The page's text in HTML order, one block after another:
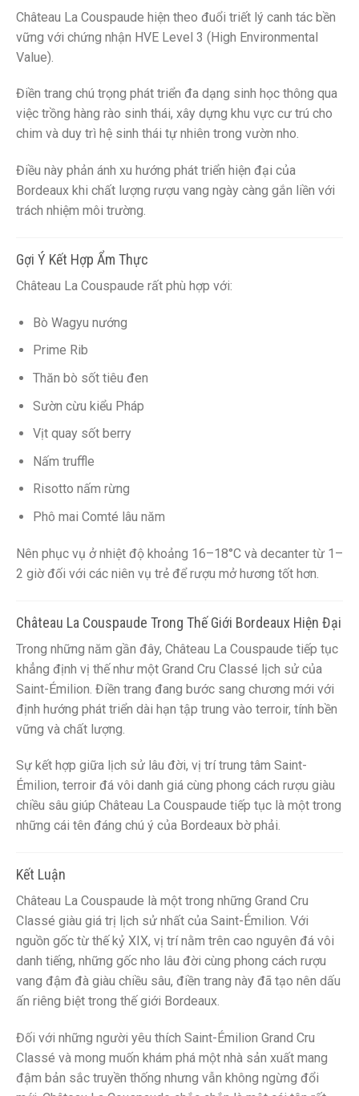
Château La Couspaude hiện theo đuổi triết lý canh tác bền
vững với chứng nhận HVE Level 3 (High Environmental
Value).
Điền trang chú trọng phát triển đa dạng sinh học thông qua
việc trồng hàng rào sinh thái, xây dựng khu vực cư trú cho
chim và duy trì hệ sinh thái tự nhiên trong vườn nho.
Điều này phản ánh xu hướng phát triển hiện đại của
Bordeaux khi chất lượng rượu vang ngày càng gắn liền với
trách nhiệm môi trường.
Gợi Ý Kết Hợp Ẩm Thực
Château La Couspaude rất phù hợp với:
Bò Wagyu nướng
Prime Rib
Thăn bò sốt tiêu đen
Sườn cừu kiểu Pháp
Vịt quay sốt berry
Nấm truffle
Risotto nấm rừng
Phô mai Comté lâu năm
Nên phục vụ ở nhiệt độ khoảng 16–18°C và decanter từ 1–
2 giờ đối với các niên vụ trẻ để rượu mở hương tốt hơn.
Château La Couspaude Trong Thế Giới Bordeaux Hiện Đại
Trong những năm gần đây, Château La Couspaude tiếp tục
khẳng định vị thế như một Grand Cru Classé lịch sử của
Saint-Émilion. Điền trang đang bước sang chương mới với
định hướng phát triển dài hạn tập trung vào terroir, tính bền
vững và chất lượng.
Sự kết hợp giữa lịch sử lâu đời, vị trí trung tâm Saint-
Émilion, terroir đá vôi danh giá cùng phong cách rượu giàu
chiều sâu giúp Château La Couspaude tiếp tục là một trong
những cái tên đáng chú ý của Bordeaux bờ phải.
Kết Luận
Château La Couspaude là một trong những Grand Cru
Classé giàu giá trị lịch sử nhất của Saint-Émilion. Với
nguồn gốc từ thế kỷ XIX, vị trí nằm trên cao nguyên đá vôi
danh tiếng, những gốc nho lâu đời cùng phong cách rượu
vang đậm đà giàu chiều sâu, điền trang này đã tạo nên dấu
ấn riêng biệt trong thế giới Bordeaux.
Đối với những người yêu thích Saint-Émilion Grand Cru
Classé và mong muốn khám phá một nhà sản xuất mang
đậm bản sắc truyền thống nhưng vẫn không ngừng đổi